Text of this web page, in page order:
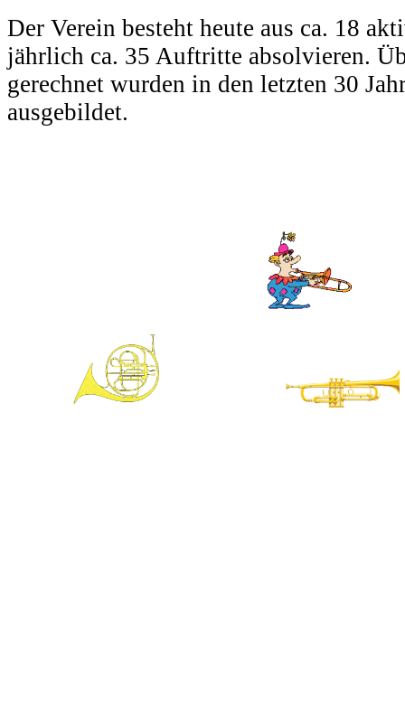
Der Verein besteht heute aus ca. 18
jährlich ca. 35 Auftritte absolvieren.
gerechnet wurden in den letzten 30
ausgebildet.